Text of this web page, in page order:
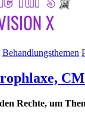
Behandlungsthemen
Rechte, um